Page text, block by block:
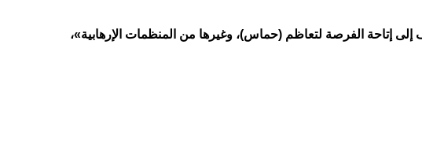
إتاحة الفرصة لتعاظم (حماس)، وغيرها من المنظمات الإرهابية»،